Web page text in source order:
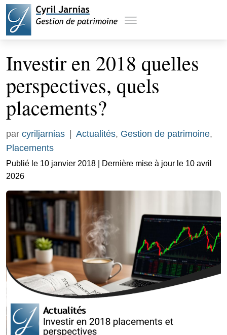
Investir en 2018 quelles
perspectives, quels
placements?
par cyriljarnias Actualités, Gestion de patrimoine,
Placements
Publié le 10 janvier 2018 | Dernière mise à jour le 10 avril
2026